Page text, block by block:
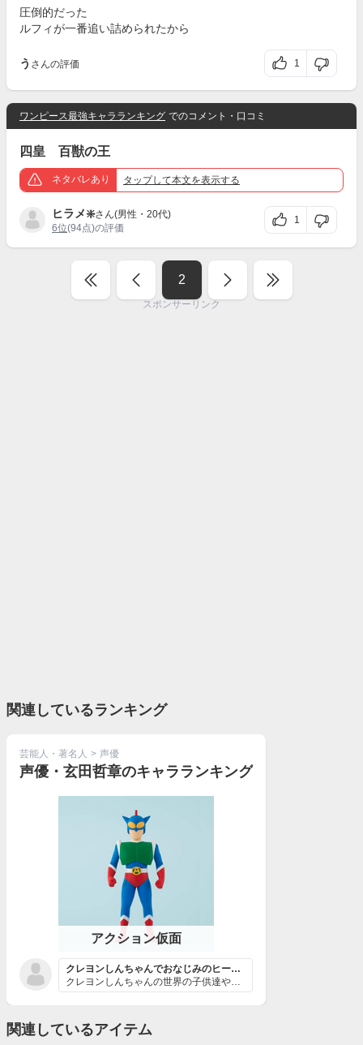
圧倒的だった
ルフィが一番追い詰められたから
う さんの評価 1
ワンピース最強キャラランキング でのコメント・口コミ
四皇 百獣の王
ネタバレあり タップして本文を表示する
ヒラメ❇️さん(男性・20代)
6位(94点)の評価
1
2
スポンサーリンク
関連しているランキング
芸能人・著名人 > 声優
声優・玄田哲章のキャラランキング
アクション仮面
クレヨンしんちゃんでおなじみのヒーロー
クレヨンしんちゃんの世界の子供達や、現実世界のクレしん...
関連しているアイテム